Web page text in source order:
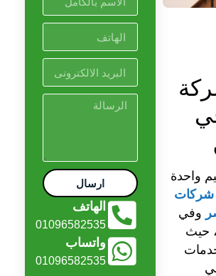
واحدة
شركات
وفي
حيث
ارسال
الهاتف
01096582535
واتساب
01096582535